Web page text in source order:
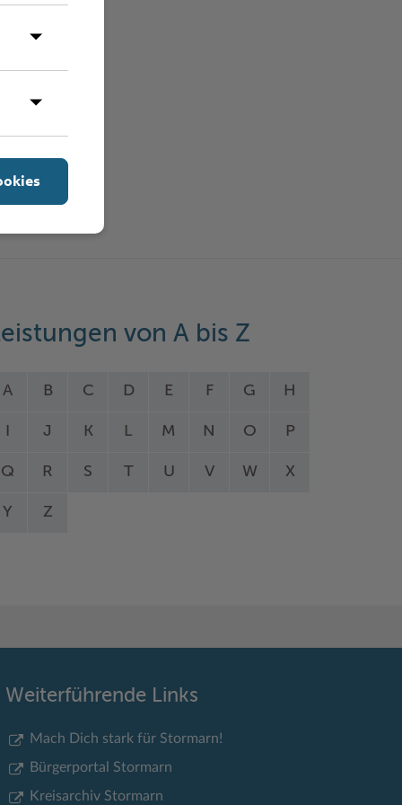
von A bis Z
A B C D E F G H
J K L M N O P
Q R S T U V W X
Y Z
Weiterführende Links
Mach Dich stark für Stormarn!
Bürgerportal Stormarn
Kreisarchiv Stormarn